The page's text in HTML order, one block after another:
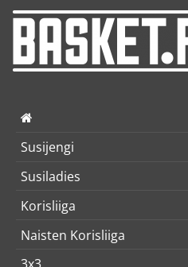
Susijengi
Susiladies
Korisliiga
Naisten Korisliiga